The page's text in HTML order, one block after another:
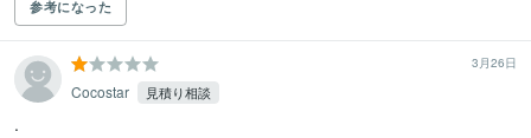
参考になった
3月26日
Cocostar 見積り相談
.